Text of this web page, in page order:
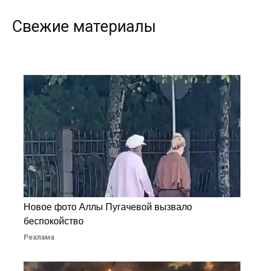
Свежие материалы
Новое фото Аллы Пугачевой вызвало
беспокойство
Реклама